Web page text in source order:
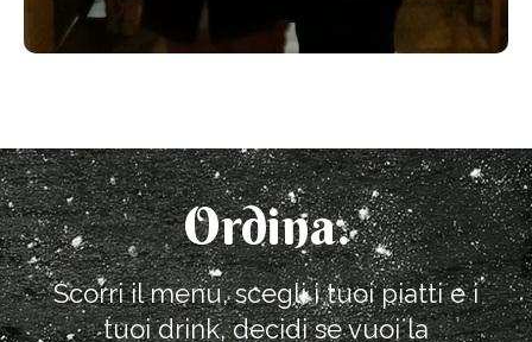
Ordina.
Scorri il menu, scegli i tuoi piatti e i
tuoi drink, decidi se vuoi la